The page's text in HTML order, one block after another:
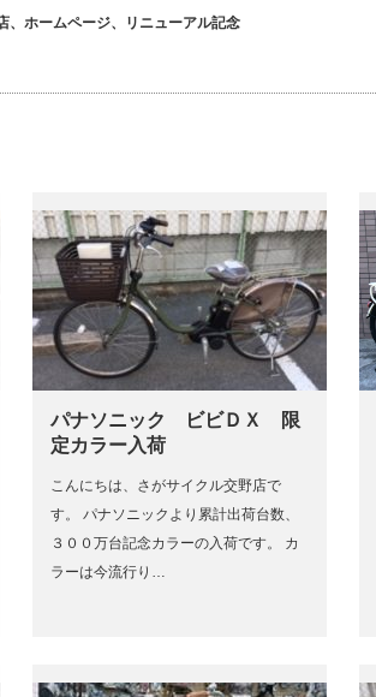
、ホームページ、リニューアル記念
パナソニック ビビＤＸ 限
定カラー入荷
こんにちは、さがサイクル交野店で
す。 パナソニックより累計出荷台数、
３００万台記念カラーの入荷です。 カ
ラーは今流行り…